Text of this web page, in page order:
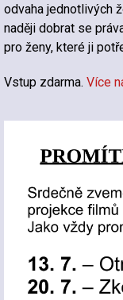
odvaha jednotlivých
naději dobrat se
pro ženy, které ji
Vstup zdarma. Více